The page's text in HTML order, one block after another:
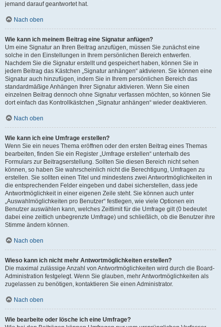
jemand darauf geantwortet hat.
Nach oben
Wie kann ich meinem Beitrag eine Signatur anfügen?
Um eine Signatur an Ihren Beitrag anzufügen, müssen Sie zunächst eine
solche in den Einstellungen in Ihrem persönlichen Bereich entwerfen.
Nachdem Sie die Signatur erstellt und gespeichert haben, können Sie in
jedem Beitrag das Kästchen „Signatur anhängen“ aktivieren. Sie können eine
Signatur auch hinzufügen, indem Sie in Ihrem persönlichen Bereich das
standardmäßige Anhängen Ihrer Signatur aktivieren. Wenn Sie einen
einzelnen Beitrag dennoch ohne Signatur verfassen möchten, so können Sie
dort einfach das Kontrollkästchen „Signatur anhängen“ wieder deaktivieren.
Nach oben
Wie kann ich eine Umfrage erstellen?
Wenn Sie ein neues Thema eröffnen oder den ersten Beitrag eines Themas
bearbeiten, finden Sie ein Register „Umfrage erstellen“ unterhalb des
Formulars zur Beitragserstellung. Sollten Sie diesen Bereich nicht sehen
können, so haben Sie wahrscheinlich nicht die Berechtigung, Umfragen zu
erstellen. Sie sollten einen Titel und mindestens zwei Antwortmöglichkeiten in
die entsprechenden Felder eingeben und dabei sicherstellen, dass jede
Antwortmöglichkeit in einer eigenen Zeile steht. Sie können auch unter
„Auswahlmöglichkeiten pro Benutzer“ festlegen, wie viele Optionen ein
Benutzer auswählen kann, welches Zeitlimit für die Umfrage gilt (0 bedeutet
dabei eine zeitlich unbegrenzte Umfrage) und schließlich, ob die Benutzer ihre
Stimme ändern können.
Nach oben
Wieso kann ich nicht mehr Antwortmöglichkeiten erstellen?
Die maximal zulässige Anzahl von Antwortmöglichkeiten wird durch die Board-
Administration festgelegt. Wenn Sie glauben, mehr Antwortmöglichkeiten als
zugelassen zu benötigen, kontaktieren Sie einen Administrator.
Nach oben
Wie bearbeite oder lösche ich eine Umfrage?